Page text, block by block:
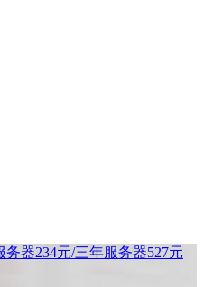
器234元/三年服务器527元